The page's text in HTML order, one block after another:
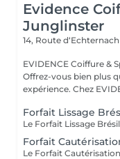
Evidence
Junglinster
14, Route d‘Echternach
EVIDENCE Coiffure &
Offrez-vous bien plus
expérience.
Forfait Lissage
Forfait